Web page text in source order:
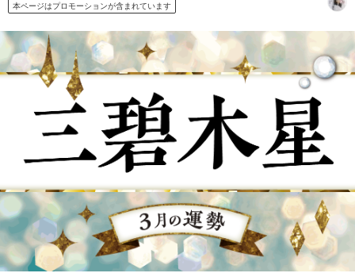
本ページはプロモーションが含まれています